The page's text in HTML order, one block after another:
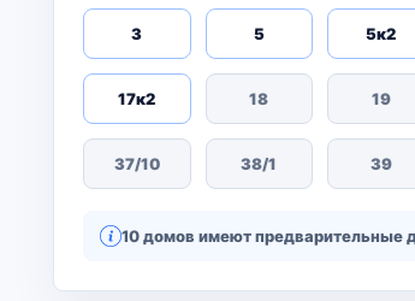
3 5 5к2
17к2 18 19
37/10 38/1 39
10 домов имеют предварительные